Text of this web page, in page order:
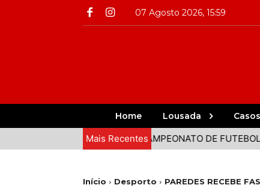
07 Agosto 2026, 15:59
Home Lousada
Mais Recentes
CAMPEONATO DE FUTEBOL DE
Início Desporto PAREDES RECEBE